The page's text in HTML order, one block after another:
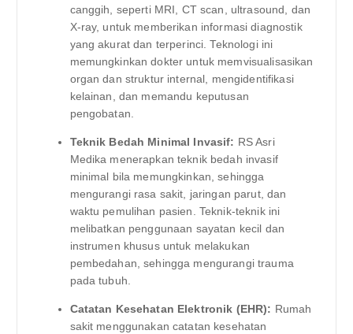
canggih, seperti MRI, CT scan, ultrasound, dan
X-ray, untuk memberikan informasi diagnostik
yang akurat dan terperinci. Teknologi ini
memungkinkan dokter untuk memvisualisasikan
organ dan struktur internal, mengidentifikasi
kelainan, dan memandu keputusan
pengobatan.
Teknik Bedah Minimal Invasif: RS Asri
Medika menerapkan teknik bedah invasif
minimal bila memungkinkan, sehingga
mengurangi rasa sakit, jaringan parut, dan
waktu pemulihan pasien. Teknik-teknik ini
melibatkan penggunaan sayatan kecil dan
instrumen khusus untuk melakukan
pembedahan, sehingga mengurangi trauma
pada tubuh.
Catatan Kesehatan Elektronik (EHR): Rumah
sakit menggunakan catatan kesehatan